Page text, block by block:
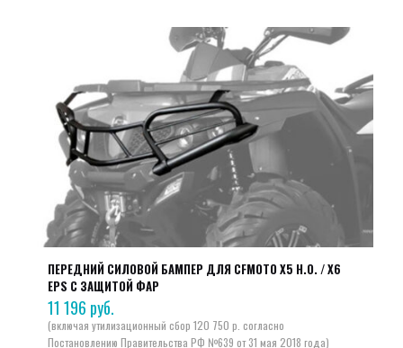
ПЕРЕДНИЙ СИЛОВОЙ БАМПЕР ДЛЯ CFMOTO X5 H.O. / X6
EPS С ЗАЩИТОЙ ФАР
11 196 руб.